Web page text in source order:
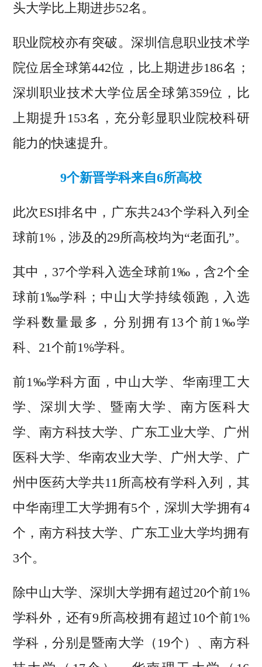
头大学比上期进步52名。
职业院校亦有突破。深圳信息职业技术学
院位居全球第442位，比上期进步186名；
深圳职业技术大学位居全球第359位，比
上期提升153名，充分彰显职业院校科研
能力的快速提升。
9个新晋学科来自6所高校
此次ESI排名中，广东共243个学科入列全
球前1%，涉及的29所高校均为“老面孔”。
其中，37个学科入选全球前1‰，含2个全
球前1‱学科；中山大学持续领跑，入选
学科数量最多，分别拥有13个前1‰学
科、21个前1%学科。
前1‰学科方面，中山大学、华南理工大
学、深圳大学、暨南大学、南方医科大
学、南方科技大学、广东工业大学、广州
医科大学、华南农业大学、广州大学、广
州中医药大学共11所高校有学科入列，其
中华南理工大学拥有5个，深圳大学拥有4
个，南方科技大学、广东工业大学均拥有
3个。
除中山大学、深圳大学拥有超过20个前1%
学科外，还有9所高校拥有超过10个前1%
学科，分别是暨南大学（19个）、南方科